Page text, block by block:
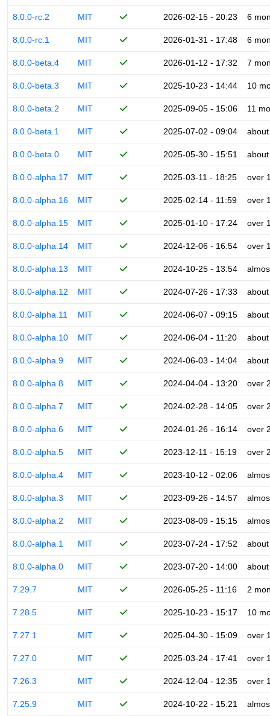
8.0.0-rc.2 MIT 2026-02-15 - 20:23 6
8.0.0-rc.1 MIT 2026-01-31 - 17:48 6
8.0.0-beta.4 MIT 2026-01-12 - 17:32 7
8.0.0-beta.3 MIT 2025-10-23 - 14:44 10
8.0.0-beta.2 MIT 2025-09-05 - 15:06 11
8.0.0-beta.1 MIT 2025-07-02 - 09:04
8.0.0-beta.0 MIT 2025-05-30 - 15:51
8.0.0-alpha.17 MIT 2025-03-11 - 18:25 over
8.0.0-alpha.16 MIT 2025-02-14 - 11:59 over
8.0.0-alpha.15 MIT 2025-01-10 - 17:24 over
8.0.0-alpha.14 MIT 2024-12-06 - 16:54 over
8.0.0-alpha.13 MIT 2024-10-25 - 13:54
8.0.0-alpha.12 MIT 2024-07-26 - 17:33
8.0.0-alpha.11 MIT 2024-06-07 - 09:15
8.0.0-alpha.10 MIT 2024-06-04 - 11:20
8.0.0-alpha.9 MIT 2024-06-03 - 14:04
8.0.0-alpha.8 MIT 2024-04-04 - 13:20 over
8.0.0-alpha.7 MIT 2024-02-28 - 14:05 over
8.0.0-alpha.6 MIT 2024-01-26 - 16:14 over
8.0.0-alpha.5 MIT 2023-12-11 - 15:19 over
8.0.0-alpha.4 MIT 2023-10-12 - 02:06
8.0.0-alpha.3 MIT 2023-09-26 - 14:57
8.0.0-alpha.2 MIT 2023-08-09 - 15:15
8.0.0-alpha.1 MIT 2023-07-24 - 17:52
8.0.0-alpha.0 MIT 2023-07-20 - 14:00
7.29.7 MIT 2026-05-25 - 11:16 2
7.28.5 MIT 2025-10-23 - 15:17 10
7.27.1 MIT 2025-04-30 - 15:09 over
7.27.0 MIT 2025-03-24 - 17:41 over
7.26.3 MIT 2024-12-04 - 12:35 over
7.25.9 MIT 2024-10-22 - 15:21